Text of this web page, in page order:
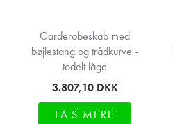
Garderobeskab med
bøjlestang og trådkurve -
todelt låge
3.807,10 DKK
LÆS MERE